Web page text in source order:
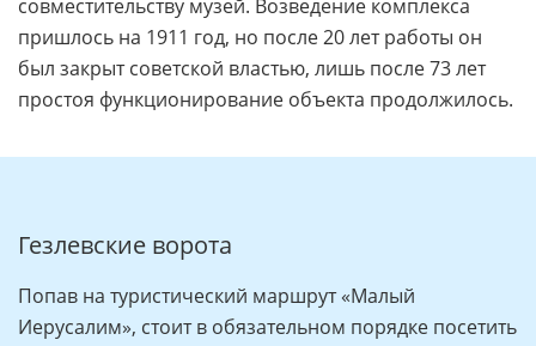
совместительству музей. Возведение комплекса
пришлось на 1911 год, но после 20 лет работы он
был закрыт советской властью, лишь после 73 лет
простоя функционирование объекта продолжилось.
Гезлевские ворота
Попав на туристический маршрут «Малый
Иерусалим», стоит в обязательном порядке посетить